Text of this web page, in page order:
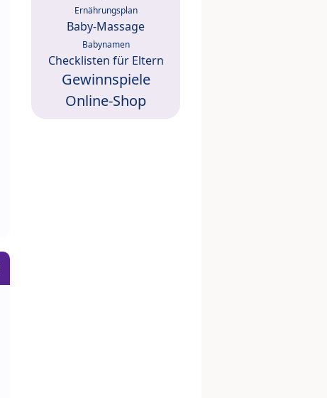
Ernährungsplan
Baby-Massage
Babynamen
Checklisten für Eltern
Gewinnspiele
Online-Shop